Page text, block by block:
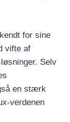
for sine
vifte af
Selv
en stærk
verdenen